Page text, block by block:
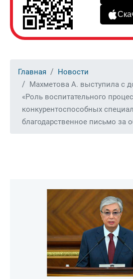
Главная
Новости
Махметова А. выступила с
«Роль воспитательного
конкурентоспособных
благодарственное письмо за